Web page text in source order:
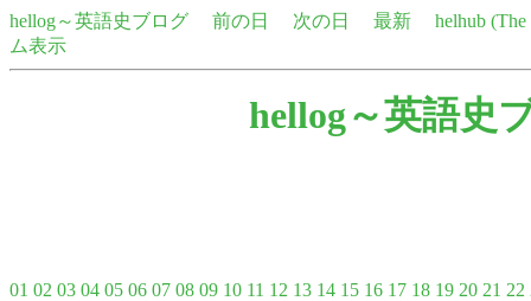
hellog～英語史ブログ 前の日 次の日 最新
helhub
ム表示
hellog～英語史
01 02 03 04 05 06 07 08 09 10 11 12 13 14 15 16 17 18 19 20 21 22